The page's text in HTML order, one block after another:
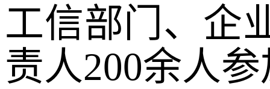
工信部门、企
责人200余人